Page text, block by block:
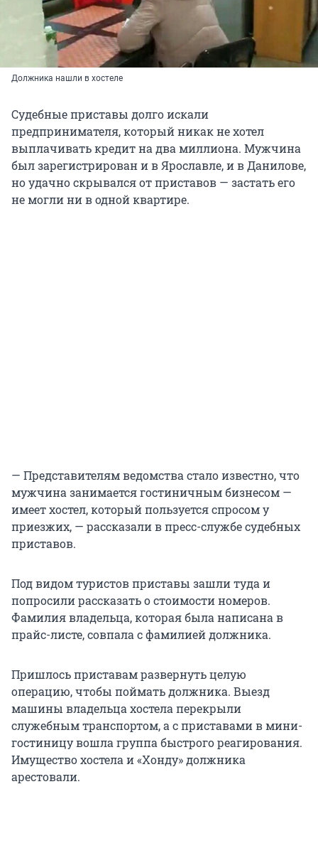
Должника нашли в хостеле
Судебные приставы долго искали
предпринимателя, который никак не хотел
выплачивать кредит на два миллиона. Мужчина
был зарегистрирован и в Ярославле, и в Данилове,
но удачно скрывался от приставов — застать его
не могли ни в одной квартире.
— Представителям ведомства стало известно, что
мужчина занимается гостиничным бизнесом —
имеет хостел, который пользуется спросом у
приезжих, — рассказали в пресс-службе судебных
приставов.
Под видом туристов приставы зашли туда и
попросили рассказать о стоимости номеров.
Фамилия владельца, которая была написана в
прайс-листе, совпала с фамилией должника.
Пришлось приставам развернуть целую
операцию, чтобы поймать должника. Выезд
машины владельца хостела перекрыли
служебным транспортом, а с приставами в мини-
гостиницу вошла группа быстрого реагирования.
Имущество хостела и «Хонду» должника
арестовали.